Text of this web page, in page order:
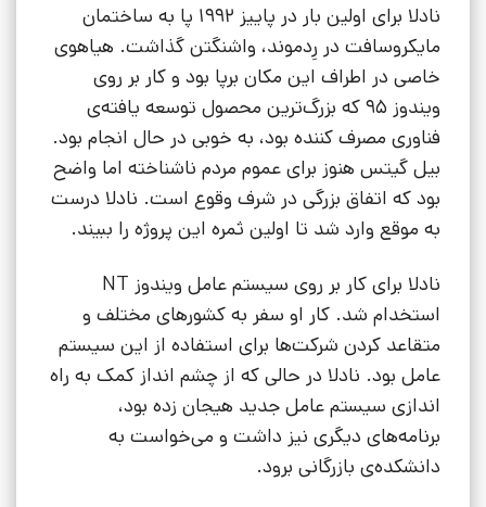
نادلا برای اولین بار در پاییز 1992 پا به ساختمان
مایکروسافت در رِدموند، واشنگتن گذاشت. هیاهوی
خاصی در اطراف این مکان برپا بود و کار بر روی
ویندوز 95 که بزرگ‌ترین محصول توسعه‌ یافته‌ی
فناوری مصرف کننده بود، به خوبی در حال انجام بود.
بیل گیتس هنوز برای عموم مردم ناشناخته اما واضح
بود که اتفاق بزرگی در شرف وقوع است. نادلا درست
به موقع وارد شد تا اولین ثمره این پروژه را ببیند.
نادلا برای کار بر روی سیستم عامل ویندوز NT
استخدام شد. کار او سفر به کشورهای مختلف و
متقاعد کردن شرکت‌ها برای استفاده از این سیستم
عامل بود. نادلا در حالی که از چشم انداز کمک به راه
اندازی سیستم عامل جدید هیجان زده بود،
برنامه‌های دیگری نیز داشت و می‌خواست به
دانشکده‌ی بازرگانی برود.